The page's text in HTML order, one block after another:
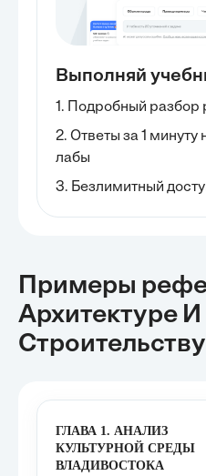
Выполняй
1. Подробный разбор
2. Ответы за 1
лабы
3. Безлимитный
Примеры
Архитектуре И
Строительству
ГЛАВА 1. АНАЛИЗ
КУЛЬТУРНОЙ СРЕДЫ
ВЛАДИВОСТОКА